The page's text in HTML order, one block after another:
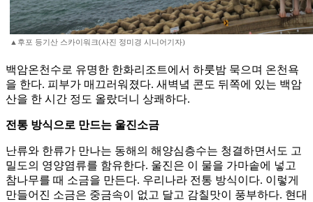
▲후포 등기산 스카이워크(사진 정미경 시니어기자)
백암온천수로 유명한 한화리조트에서 하룻밤 묵으며 온천욕
을 한다. 피부가 매끄러워졌다. 새벽녘 콘도 뒤쪽에 있는 백암
산을 한 시간 정도 올랐더니 상쾌하다.
전통 방식으로 만드는 울진소금
난류와 한류가 만나는 동해의 해양심층수는 청결하면서도 고
밀도의 영양염류를 함유한다. 울진은 이 물을 가마솥에 넣고
참나무를 때 소금을 만든다. 우리나라 전통 방식이다. 이렇게
만들어진 소금은 중금속이 없고 달고 감칠맛이 풍부하다. 현대